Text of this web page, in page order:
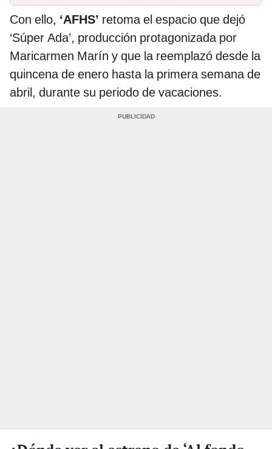
Con ello, ‘AFHS’ retoma el espacio que dejó
‘Súper Ada’, producción protagonizada por
Maricarmen Marín y que la reemplazó desde la
quincena de enero hasta la primera semana de
abril, durante su periodo de vacaciones.